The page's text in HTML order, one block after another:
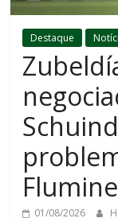
Destaque
01/08/2026